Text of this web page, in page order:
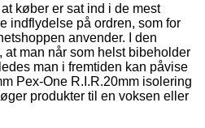
køber er sat ind i de mest
indflydelse på ordren, som for
anvender. I den
at man når som helst bibeholder
man i fremtiden kan påvise
Pex-One R.I.R.20mm isolering
produkter til en voksen eller